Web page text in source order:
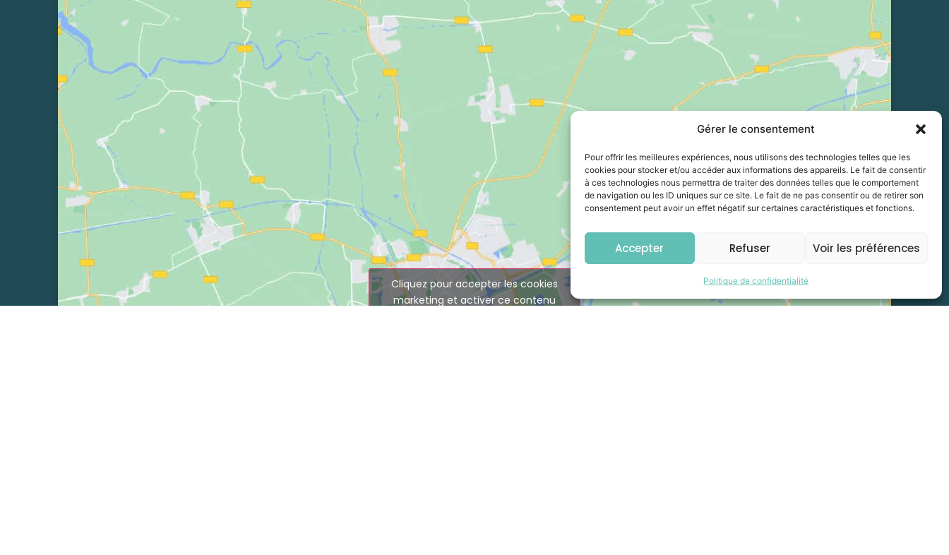
Gérer le consentement
Pour offrir les meilleures expériences, nous utilisons des technologies telles que les
cookies pour stocker et/ou accéder aux informations des appareils. Le fait de consentir
à ces technologies nous permettra de traiter des données telles que le comportement
de navigation ou les ID uniques sur ce site. Le fait de ne pas consentir ou de retirer son
consentement peut avoir un effet négatif sur certaines caractéristiques et fonctions.
Accepter Refuser Voir les préférences
Politique de confidentialité
Cliquez pour accepter les cookies
marketing et activer ce contenu